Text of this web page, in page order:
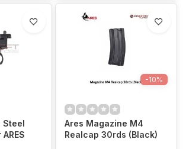
Steel
-10%
Ares Magazine M4
Realcap 30rds (Black)